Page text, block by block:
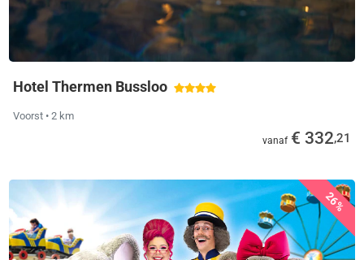
Hotel Thermen Bussloo
Voorst • 2 km
vanaf € 332,21
26%